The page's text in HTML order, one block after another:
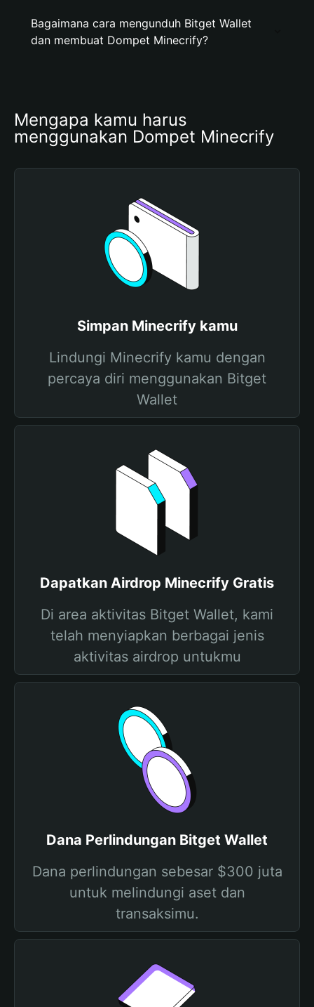
Bagaimana cara mengunduh Bitget Wallet
dan membuat Dompet Minecrify?
Mengapa kamu harus
menggunakan Dompet Minecrify
Simpan Minecrify kamu
Lindungi Minecrify kamu dengan
percaya diri menggunakan Bitget
Wallet
Dapatkan Airdrop Minecrify Gratis
Di area aktivitas Bitget Wallet, kami
telah menyiapkan berbagai jenis
aktivitas airdrop untukmu
Dana Perlindungan Bitget Wallet
Dana perlindungan sebesar $300 juta
untuk melindungi aset dan
transaksimu.